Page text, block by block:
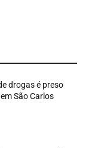
drogas é preso
São Carlos